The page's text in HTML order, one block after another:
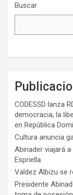
Buscar
CODESSD lanza
democracia, la
en República
Cultura anuncia
Abinader viajará
Espriella
Valdez Albizu se
Presidente